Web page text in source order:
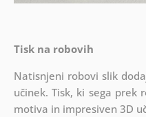
Tisk na robovih
Natisnjeni robovi slik
učinek. Tisk, ki sega prek
motiva in impresiven 3D